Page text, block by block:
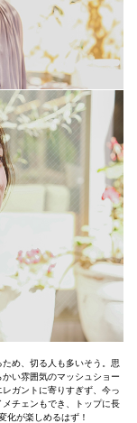
め、切る人も多いそう。思
い雰囲気のマッシュショー
ガントに寄りすぎず、今っ
チェンもでき、トップに長
化が楽しめるはず！